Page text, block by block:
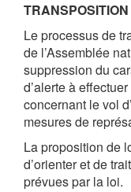
Le processus de
de l’Assemblée
suppression du
d’alerte à
concernant le vol
mesures de
La proposition de
d’orienter et de
prévues par la loi.